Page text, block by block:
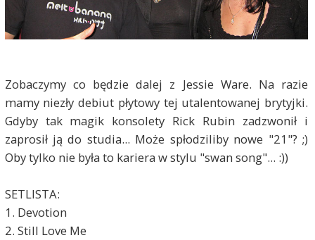
Zobaczymy co będzie dalej z Jessie Ware. Na razie
mamy niezły debiut płytowy tej utalentowanej brytyjki.
Gdyby tak magik konsolety Rick Rubin zadzwonił i
zaprosił ją do studia... Może spłodziliby nowe "21"? ;)
Oby tylko nie była to kariera w stylu "swan song"... :))
SETLISTA:
1. Devotion
2. Still Love Me